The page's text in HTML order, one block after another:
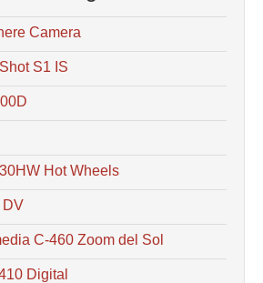
Camera
S1 IS
Hot Wheels
DV
C-460 Zoom del Sol
Digital